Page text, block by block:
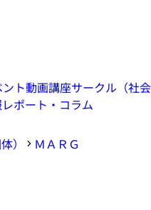
ト動画講座サークル（社会
レポート・コラム
） ＭＡＲＧ